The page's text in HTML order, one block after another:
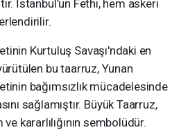
İstanbul’un Fethi, hem askeri
Kurtuluş Savaşı'ndaki en
bu taarruz, Yunan
bağımsızlık mücadelesinde
sağlamıştır. Büyük Taarruz,
kararlılığının sembolüdür.